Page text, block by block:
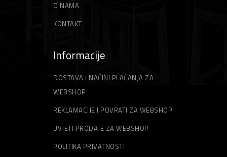
O NAMA
KONTAKT
Informacije
DOSTAVA I NAČINI PLAĆANJA ZA
WEBSHOP
REKLAMACIJE I POVRATI ZA WEBSHOP
UVJETI PRODAJE ZA WEBSHOP
POLITIKA PRIVATNOSTI